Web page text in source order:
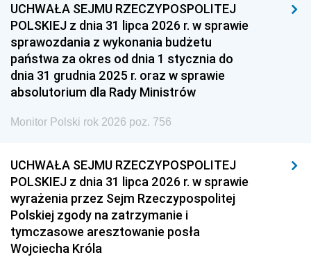
1939 1938 1937
1936 1930
UCHWAŁA SEJMU RZECZYPOSPOLITEJ
POLSKIEJ z dnia 31 lipca 2026 r. w sprawie
sprawozdania z wykonania budżetu
państwa za okres od dnia 1 stycznia do
dnia 31 grudnia 2025 r. oraz w sprawie
absolutorium dla Rady Ministrów
Monitor Polski rok 2026 poz. 756
UCHWAŁA SEJMU RZECZYPOSPOLITEJ
POLSKIEJ z dnia 31 lipca 2026 r. w sprawie
wyrażenia przez Sejm Rzeczypospolitej
Polskiej zgody na zatrzymanie i
tymczasowe aresztowanie posła
Wojciecha Króla